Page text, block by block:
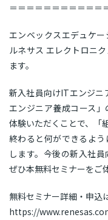
＝＝＝＝＝＝＝＝＝＝＝
エンベックスエデュケ
ルネサス エレクトロニ
ます。
新入社員向けITエンジ
エンジニア養成コース」
体験いただくことで、「
終わると何ができるよ
します。今後の新入社
ぜひ本無料セミナーをご
無料セミナー詳細・申込
https://